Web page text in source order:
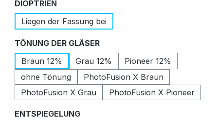
DIOPTRIEN
Liegen der Fassung bei
TÖNUNG DER GLÄSERauswählen
Braun 12%
Grau 12%
Pioneer 12%
ohne Tönung
PhotoFusion X Braun
PhotoFusion X Grau
PhotoFusion X Pioneer
ENTSPIEGELUNGauswählen